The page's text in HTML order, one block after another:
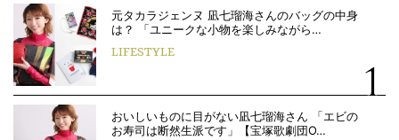
元タカラジェンヌ 凪七瑠海さんのバッグの中身
は？ 「ユニークな小物を楽しみながら…
LIFESTYLE
おいしいものに目がない凪七瑠海さん 「エビの
お寿司は断然生派です」【宝塚歌劇団O…